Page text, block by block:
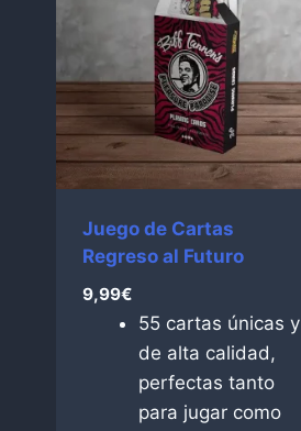
Juego de Cartas
Regreso al Futuro
9,99€
55 cartas únicas y
de alta calidad,
perfectas tanto
para jugar como